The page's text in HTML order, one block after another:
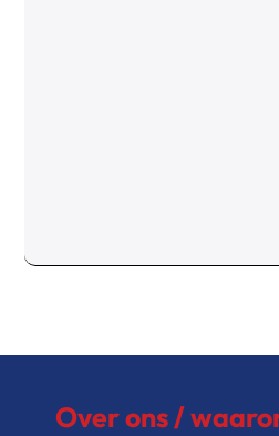
Over ons /